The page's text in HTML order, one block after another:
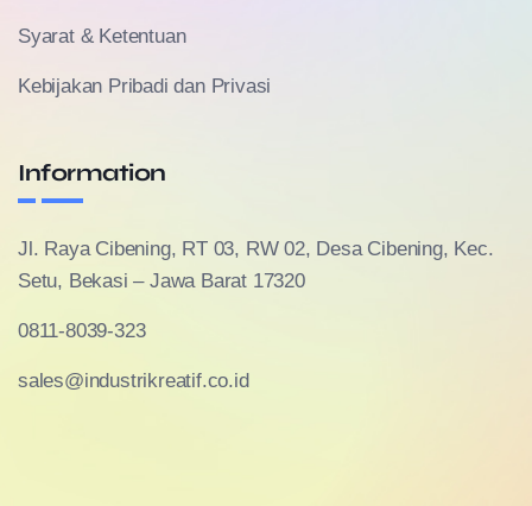
Syarat & Ketentuan
Kebijakan Pribadi dan Privasi
Information
Jl. Raya Cibening, RT 03, RW 02, Desa Cibening, Kec.
Setu, Bekasi – Jawa Barat 17320
0811-8039-323
sales@industrikreatif.co.id